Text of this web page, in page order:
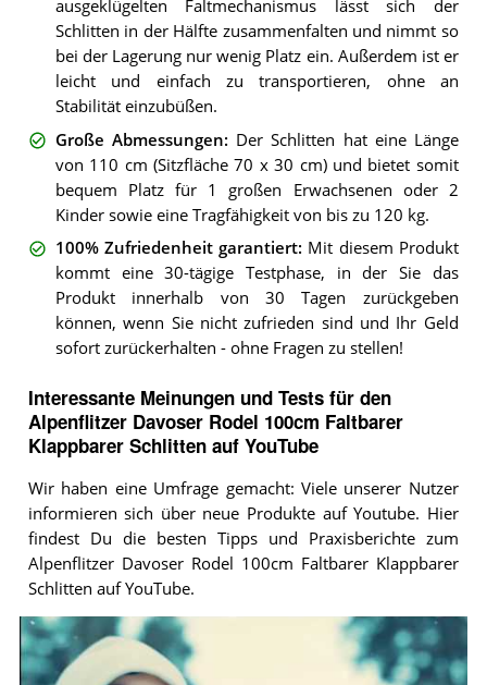
ausgeklügelten Faltmechanismus lässt sich der
Schlitten in der Hälfte zusammenfalten und nimmt so
bei der Lagerung nur wenig Platz ein. Außerdem ist er
leicht und einfach zu transportieren, ohne an
Stabilität einzubüßen.
Große Abmessungen: Der Schlitten hat eine Länge
von 110 cm (Sitzfläche 70 x 30 cm) und bietet somit
bequem Platz für 1 großen Erwachsenen oder 2
Kinder sowie eine Tragfähigkeit von bis zu 120 kg.
100% Zufriedenheit garantiert: Mit diesem Produkt
kommt eine 30-tägige Testphase, in der Sie das
Produkt innerhalb von 30 Tagen zurückgeben
können, wenn Sie nicht zufrieden sind und Ihr Geld
sofort zurückerhalten - ohne Fragen zu stellen!
Interessante Meinungen und Tests für den
Alpenflitzer Davoser Rodel 100cm Faltbarer
Klappbarer Schlitten auf YouTube
Wir haben eine Umfrage gemacht: Viele unserer Nutzer
informieren sich über neue Produkte auf Youtube. Hier
findest Du die besten Tipps und Praxisberichte zum
Alpenflitzer Davoser Rodel 100cm Faltbarer Klappbarer
Schlitten auf YouTube.